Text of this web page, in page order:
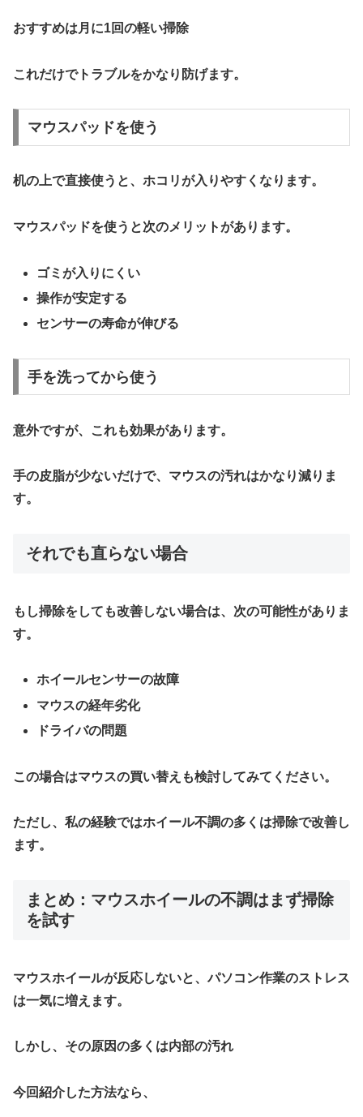
おすすめは 月に1回の軽い掃除
これだけでトラブルをかなり防げます。
マウスパッドを使う
机の上で直接使うと、ホコリが入りやすくなります。
マウスパッドを使うと次のメリットがあります。
ゴミが入りにくい
操作が安定する
センサーの寿命が伸びる
手を洗ってから使う
意外ですが、これも効果があります。
手の皮脂が少ないだけで、マウスの汚れはかなり減りま
す。
それでも直らない場合
もし掃除をしても改善しない場合は、次の可能性がありま
す。
ホイールセンサーの故障
マウスの経年劣化
ドライバの問題
この場合はマウスの買い替えも検討してみてください。
ただし、私の経験ではホイール不調の多くは掃除で改善し
ます。
まとめ：マウスホイールの不調はまず掃除
を試す
マウスホイールが反応しないと、パソコン作業のストレス
は一気に増えます。
しかし、その原因の多くは内部の汚れ
今回紹介した方法なら、